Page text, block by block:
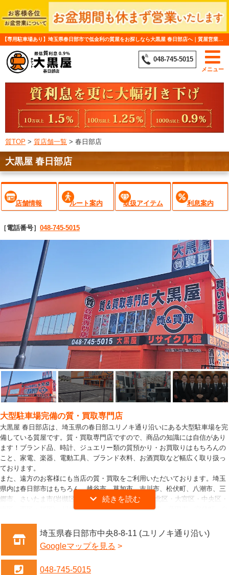
【専用駐車場あり】埼玉県春日部市で低金利の質屋をお探しなら大黒屋 春日部店へ｜質屋営業許可証番号：第431260000600号
メニュー
048-745-5015
質TOP > 質店舗一覧 > 春日部店
大黒屋 春日部店
店舗情報 ルート案内 取扱アイテム 利息案内
［電話番号］ 048-745-5015
大型駐車場完備の質・買取専門店
大黒屋 春日部店は、埼玉県の春日部ユリノキ通り沿いにある大型駐車場を完
備している質屋です。質・買取専門店ですので、商品の知識には自信があり
ます！ブランド品、時計、ジュエリー類の質預かり・お買取りはもちろんの
こと、家電、楽器、電動工具、ブランド衣料、お酒買取など幅広く取り扱っ
ております。
また、遠方のお客様にも当店の質・買取をご利用いただいております。埼玉
県内は春日部市はもちろん、越谷市、草加市、吉川市、松伏町、八潮市、三
郷市、さいたま市(岩槻区・緑区・見沼区・浦和区・北区・大宮区・中央区・
南区・西区・桜区)、川越市、久喜市、幸手市、上尾市、蓮田市、宮代町、白
のお客様も多くご来店いただいております。
質屋と言うと、目立たない裏通りで気難しそうなおじさんがやっているイメ
ージがありませんか？
当店はそんな質屋のイメージを覆します！明るくアットホームなお店で、若
く元気な店員も多く在籍していますので、質の仕組みや流れ・金利・取扱商
埼玉県春日部市中央8-8-11 (ユリノキ通り沿い)
Googleマップを見る
048-745-5015